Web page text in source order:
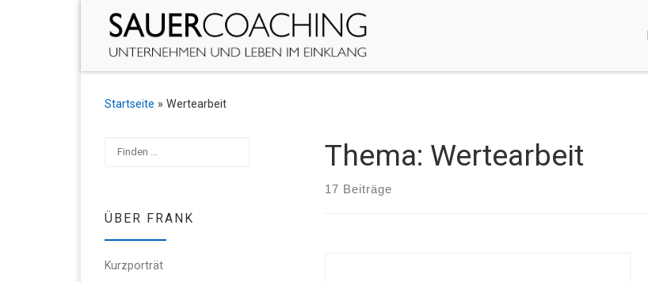
Zum Inhalt springen
Startseite » Wertearbeit
Thema: Wertearbeit
17 Beiträge
ÜBER FRANK
Kurzporträt